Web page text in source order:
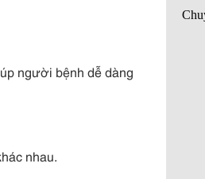
người bệnh dễ dàng
nhau.